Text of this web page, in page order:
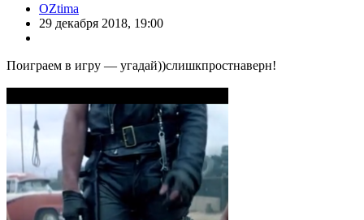
OZtima
29 декабря 2018, 19:00
Поиграем в игру — угадай))слишкпростнаверн!